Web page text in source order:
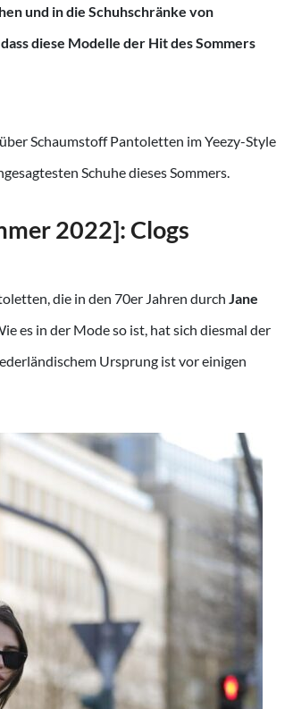
und in die Schuhschränke von
diese Modelle der Hit des Sommers
Schaumstoff Pantoletten im Yeezy-Style
Schuhe dieses Sommers.
2022]: Clogs
die in den 70er Jahren durch Jane
es in der Mode so ist, hat sich diesmal der
Ursprung ist vor einigen